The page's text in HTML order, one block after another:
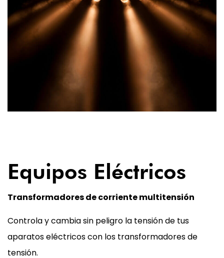
05
Equipos Eléctricos
Transformadores de corriente multitensión
Controla y cambia sin peligro la tensión de tus
aparatos eléctricos con los transformadores de
tensión.